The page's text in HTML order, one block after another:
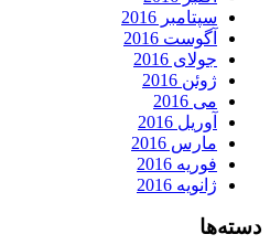
سپتامبر 2016
آگوست 2016
جولای 2016
ژوئن 2016
می 2016
آوریل 2016
مارس 2016
فوریه 2016
ژانویه 2016
دسته‌ها